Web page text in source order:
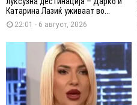
Катарина Лазиќ уживаат во...
22:01 - 6 август, 2026